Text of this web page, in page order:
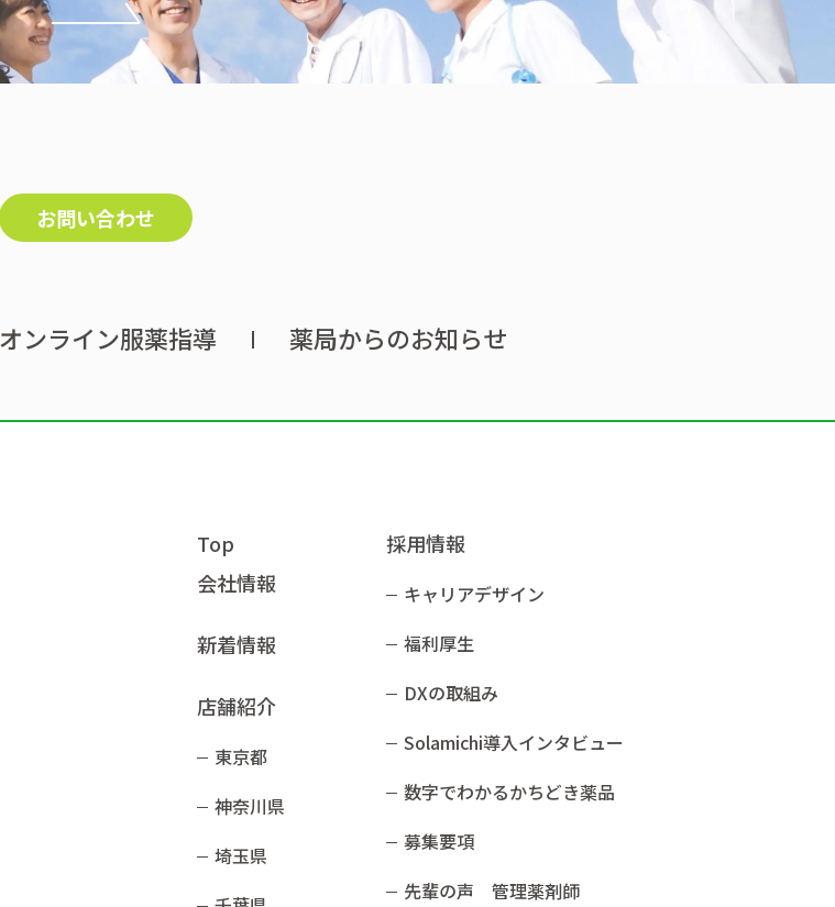
お問い合わせ
オンライン服薬指導 薬局からのお知らせ
Top
会社情報
新着情報
店舗紹介
東京都
神奈川県
埼玉県
採用情報
キャリアデザイン
福利厚生
DXの取組み
Solamichi導入インタビュー​
数字でわかるかちどき薬品​
募集要項
先輩の声 管理薬剤師